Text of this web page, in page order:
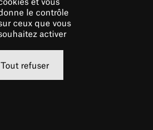
crée des spectacles
où acrobatie aérienne,
vivante sont
créations sont issues
le contrôle
ceux que vous
activer
Tout refuser